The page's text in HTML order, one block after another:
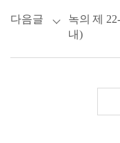
다음글
녹의 제
내)